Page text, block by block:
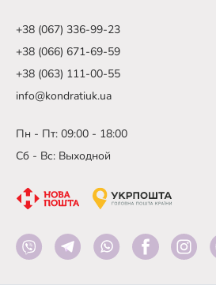
+38 (067) 336-99-23
+38 (066) 671-69-59
+38 (063) 111-00-55
info@kondratiuk.ua
Пн - Пт: 09:00 - 18:00
Сб - Вс: Выходной